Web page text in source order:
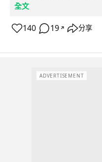
全文
140 19 ↗ 分享
ADVERTISEMENT